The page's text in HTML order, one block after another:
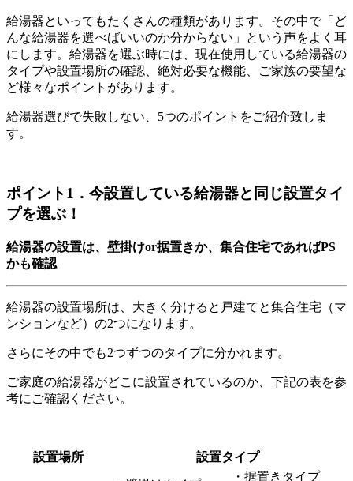
給湯器といってもたくさんの種類があります。その中で「ど
んな給湯器を選べばいいのか分からない」という声をよく耳
にします。給湯器を選ぶ時には、現在使用している給湯器の
タイプや設置場所の確認、絶対必要な機能、ご家族の要望な
ど様々なポイントがあります。
給湯器選びで失敗しない、5つのポイントをご紹介致しま
す。
ポイント1．今設置している給湯器と同じ設置タイ
プを選ぶ！
給湯器の設置は、壁掛けor据置きか、集合住宅であればPS
かも確認
給湯器の設置場所は、大きく分けると戸建てと集合住宅（マ
ンションなど）の2つになります。
さらにその中でも2つずつのタイプに分かれます。
ご家庭の給湯器がどこに設置されているのか、下記の表を参
考にご確認ください。
設置場所 設置タイプ
・据置きタイプ